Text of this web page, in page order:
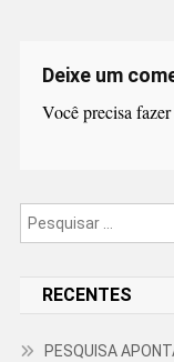
Deixe um
Você precisa
RECENTES
PESQUISA